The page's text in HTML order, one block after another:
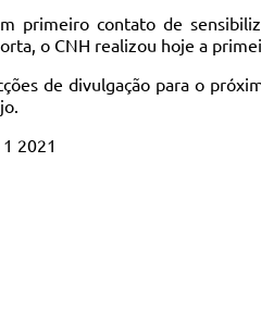
primeiro contato de
o CNH realizou hoje a
de divulgação para o